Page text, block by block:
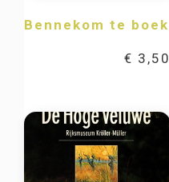
Bennekom te boek
€ 3,50